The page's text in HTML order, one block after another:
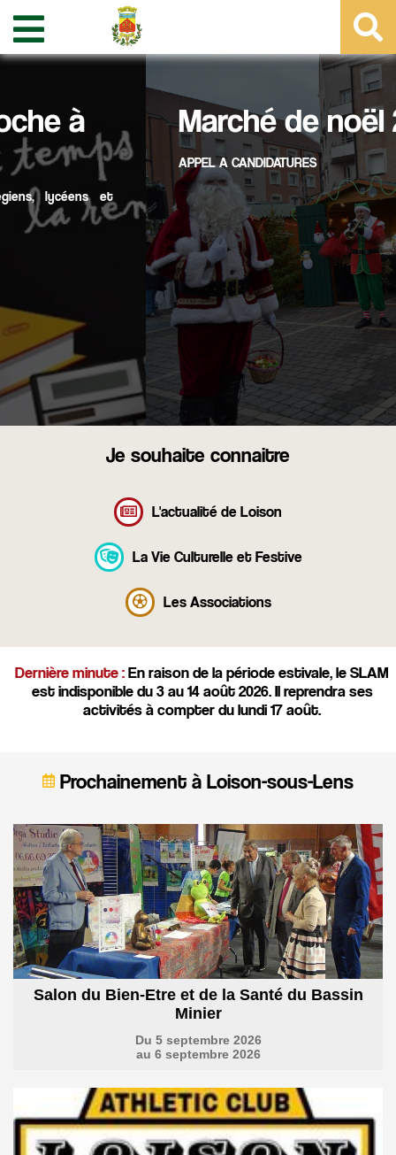
Marché de noël 2026
APPEL A CANDIDATURES
Je souhaite connaitre
L'actualité de Loison
La Vie Culturelle et Festive
Les Associations
Dernière minute :En raison de la période estivale, le SLAM
est indisponible du 3 au 14 août 2026. Il reprendra ses
activités à compter du lundi 17 août.
Prochainement à Loison-sous-Lens
Salon du Bien-Etre et de la Santé du Bassin
Minier
Du 5 septembre 2026
au 6 septembre 2026